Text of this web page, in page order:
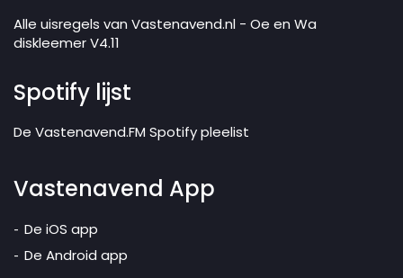
Alle uisregels van Vastenavend.nl - Oe en Wa
diskleemer V4.11
Spotify lijst
De Vastenavend.FM Spotify pleelist
Vastenavend App
De iOS app
De Android app